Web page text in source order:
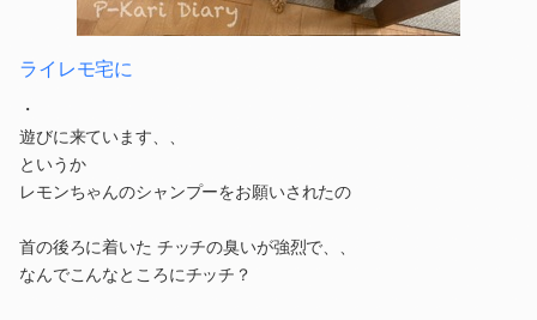
ライレモ宅に
・
遊びに来ています、、
というか
レモンちゃんのシャンプーをお願いされたの
首の後ろに着いた チッチの臭いが強烈で、、
なんでこんなところにチッチ？